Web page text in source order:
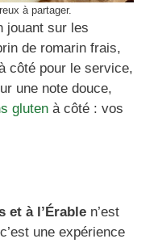
à partager.
jouant sur les
de romarin frais,
côté pour le service,
une note douce,
gluten à côté : vos
et à l’Érable n’est
une expérience